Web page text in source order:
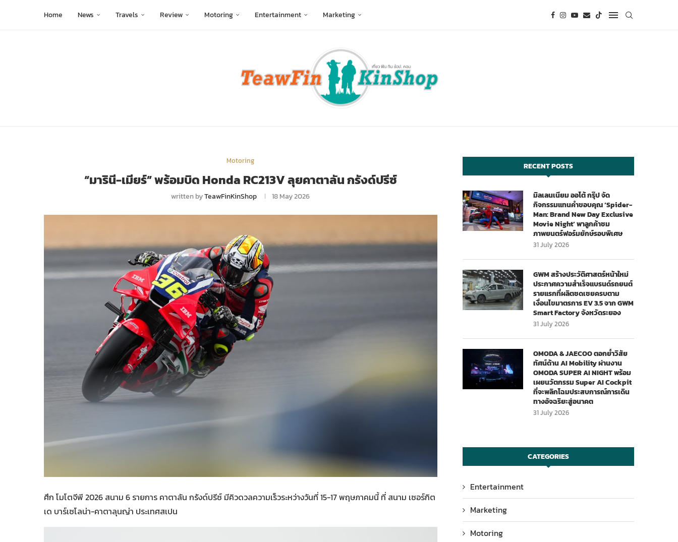
Home News Travels Review Motoring Entertainment Marketing
Motoring
“มารินี-เมียร์” พร้อมบิด Honda RC213V ลุยคาตาลัน กรังด์ปรีซ์
written byTeawFinKinShop 18 May 2026
ศึก โมโตจีพี 2026 สนาม 6 รายการ คาตาลัน กรังด์ปรีซ์ มีคิวดวลความเร็วระหว่างวันที่ 15-17 พฤษภาคมนี้ ที่ สนาม เซอร์กิต
เด บาร์เซโลน่า-คาตาลุนญ่า ประเทศสเปน
RECENT POSTS
มิลเลนเนียม ออโต้ กรุ๊ป จัด
กิจกรรมแทนคำขอบคุณ ‘Spider-
Man: Brand New Day Exclusive
Movie Night’ พาลูกค้าชม
ภาพยนตร์ฟอร์มยักษ์รอบพิเศษ
31 July 2026
GWM สร้างประวัติศาสตร์หน้าใหม่
ประกาศความสำเร็จแบรนด์รถยนต์
รายแรกที่ผลิตชดเชยครบตาม
เงื่อนไขมาตรการ EV 3.5 จาก GWM
Smart Factory จังหวัดระยอง
31 July 2026
OMODA & JAECOO ตอกย้ำวิสัย
ทัศน์ด้าน AI Mobility ผ่านงาน
OMODA SUPER AI NIGHT พร้อม
เผยนวัตกรรม Super AI Cockpit
ที่จะพลิกโฉมประสบการณ์การเดิน
ทางอัจฉริยะสู่อนาคต
31 July 2026
CATEGORIES
Entertainment
Marketing
Motoring